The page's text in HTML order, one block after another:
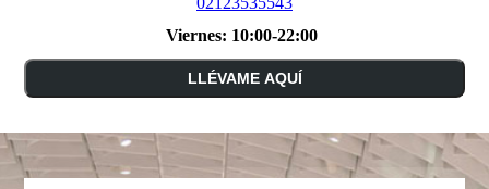
Viernes: 10:00-22:00
LLÉVAME AQUÍ